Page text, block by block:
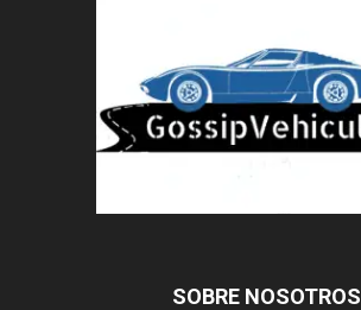
SOBRE NOSOTROS